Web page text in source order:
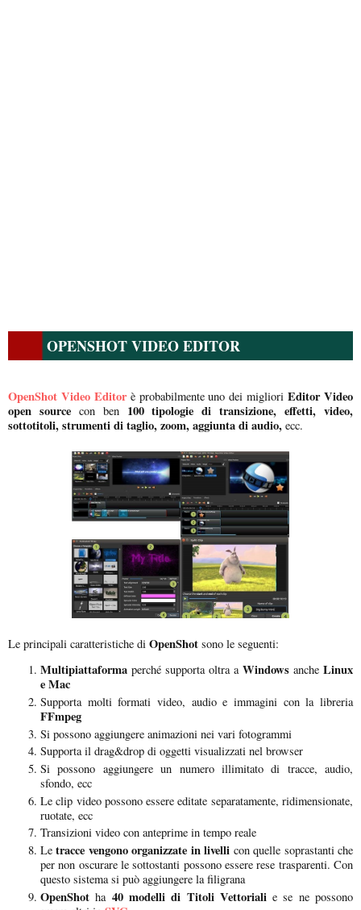
OPENSHOT VIDEO EDITOR
OpenShot Video Editorè probabilmente uno dei miglioriEditor Video
open sourcecon ben 100 tipologie di transizione, effetti, video,
sottotitoli, strumenti di taglio, zoom, aggiunta di audio, ecc.
Le principali caratteristiche di OpenShot sono le seguenti:
Multipiattaforma perché supporta oltra aWindows anche Linux
e Mac
Supporta molti formati video, audio e immagini con la libreria
FFmpeg
Si possono aggiungere animazioni nei vari fotogrammi
Supporta il drag&drop di oggetti visualizzati nel browser
Si possono aggiungere un numero illimitato di tracce, audio,
sfondo, ecc
Le clip video possono essere editate separatamente, ridimensionate,
ruotate, ecc
Transizioni video con anteprime in tempo reale
Letracce vengono organizzate in livelli con quelle soprastanti che
per non oscurare le sottostanti possono essere rese trasparenti. Con
questo sistema si può aggiungere la filigrana
OpenShot ha 40 modelli di Titoli Vettoriali e se ne possono